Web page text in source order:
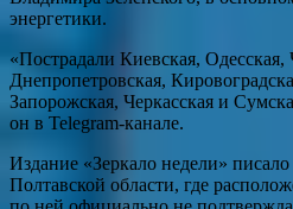
энергетики.
«Пострадали Киевская, Одесская,
Днепропетровская,
Запорожская, Черкасская и
он в Telegram-канале.
Издание «Зеркало недели»
Полтавской области, где